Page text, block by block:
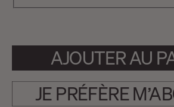
AJOUTER AU
JE PRÉFÈRE